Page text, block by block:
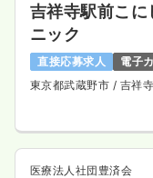
吉祥寺駅前こに
ニック
直接応募求人
電子
東京都武蔵野市 / 吉祥
医療法人社団豊済会